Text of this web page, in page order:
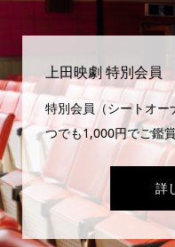
上田映劇 特別会員
特別会員（シートオ
つでも1,000円でご鑑
詳